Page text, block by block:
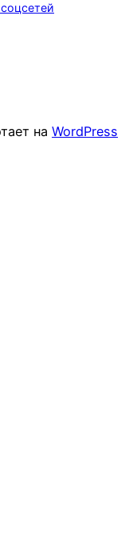
на WordPress